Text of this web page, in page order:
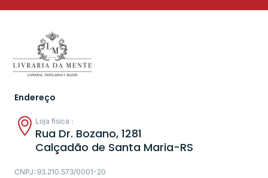
Endereço
Loja física :
Rua Dr. Bozano, 1281
Calçadão de Santa Maria-RS
CNPJ: 93.210.573/0001-20